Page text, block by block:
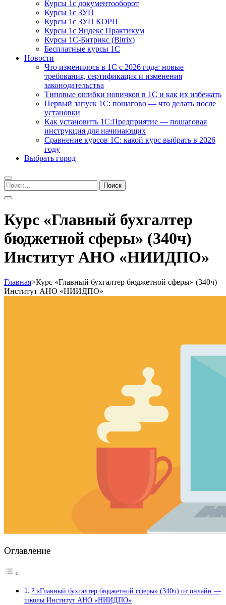
Курсы 1с документооборот
Курсы 1с ЗУП
Курсы 1с ЗУП КОРП
Курсы 1с Яндекс Практикум
Курсы 1С-Битрикс (Bitrix)
Бесплатные курсы 1С
Новости
Что изменилось в 1С с 2026 года: новые
требования, сертификация и изменения
законодательства
Типовые ошибки новичков в 1С и как их избежать
Первый запуск 1С: пошагово — что делать после
установки
Как установить 1С:Предприятие — пошаговая
инструкция для начинающих
Сравнение курсов 1С: какой курс выбрать в 2026
году
Выбрать город
Найти:
Курс «Главный бухгалтер
бюджетной сферы» (340ч)
Институт АНО «НИИДПО»
Главная>Курс «Главный бухгалтер бюджетной сферы» (340ч)
Институт АНО «НИИДПО»
Оглавление
? «Главный бухгалтер бюджетной сферы» (340ч) от онлайн —
школы Институт АНО «НИИДПО»